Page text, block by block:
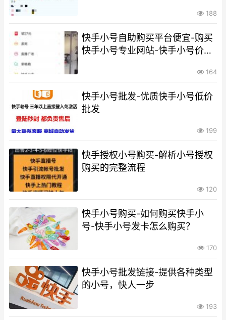
188
快手小号自助购买平台便宜-购买
快手小号专业网站-快手小号价格
164
快手小号批发-优质快手小号低价
批发
199
快手授权小号购买-解析小号授权
购买的完整流程
120
快手小号购买-如何购买快手小
号-快手小号发卡怎么购买？
170
快手小号批发链接-提供各种类型
的小号，快人一步
193